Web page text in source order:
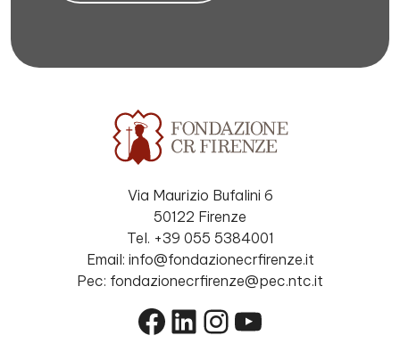
Via Maurizio Bufalini 6
50122 Firenze
Tel. +39 055 5384001
Email: info@fondazionecrfirenze.it
Pec: fondazionecrfirenze@pec.ntc.it
Facebook
LinkedIn
Instagram
YouTube